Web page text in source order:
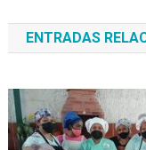
de
entradas
ENTRADAS